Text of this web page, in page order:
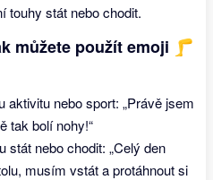
touhy stát nebo chodit.
můžete použít emoji 🦵
aktivitu nebo sport: „Právě jsem
tak bolí nohy!“
stát nebo chodit: „Celý den
musím vstát a protáhnout si